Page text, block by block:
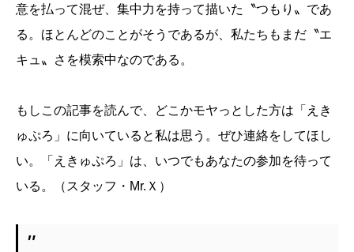
意を払って混ぜ、集中力を持って描いた〝つもり〟であ
る。ほとんどのことがそうであるが、私たちもまだ〝エ
キュ〟さを模索中なのである。
もしこの記事を読んで、どこかモヤっとした方は「えき
ゅぷろ」に向いていると私は思う。ぜひ連絡をしてほし
い。「えきゅぷろ」は、いつでもあなたの参加を待って
いる。（スタッフ・Mr.Ｘ）